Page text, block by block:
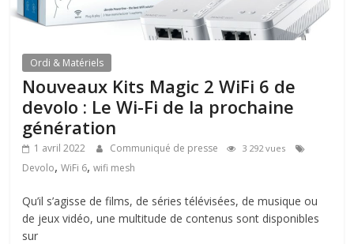
Ordi & Matériels
Nouveaux Kits Magic 2 WiFi 6 de
devolo : Le Wi-Fi de la prochaine
génération
1 avril 2022 Communiqué de presse 3 292 vues
Devolo,WiFi 6,wifi mesh
Qu’il s’agisse de films, de séries télévisées, de musique ou
de jeux vidéo, une multitude de contenus sont disponibles
sur